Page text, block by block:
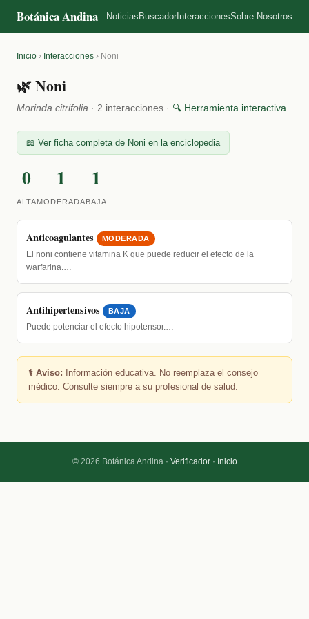
Botánica Andina Noticias Buscador InteraccionesSobre Nosotros
Inicio › Interacciones › Noni
🌿 Noni
Morinda citrifolia · 2 interacciones · 🔍 Herramienta interactiva
📖 Ver ficha completa de Noni en la enciclopedia
0
ALTA
1
MODERADA
1
BAJA
Anticoagulantes MODERADA
El noni contiene vitamina K que puede reducir el efecto de la
warfarina.…
Antihipertensivos BAJA
Puede potenciar el efecto hipotensor.…
⚕️ Aviso: Información educativa. No reemplaza el consejo
médico. Consulte siempre a su profesional de salud.
© 2026 Botánica Andina · Verificador· Inicio